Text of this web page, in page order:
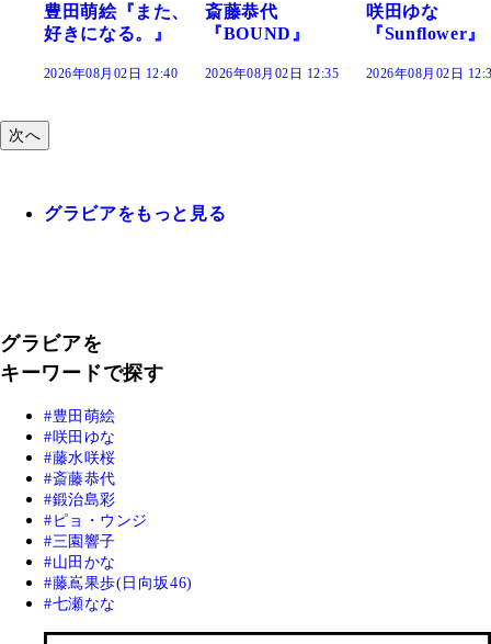
斎藤恭代
『BOUND』
2026年08月02日 12:35
咲田ゆな
『Sunflower』
2026年08月02日 12:30
藤水咲桜『花
だまり』
2026年08月02日
次へ
グラビアをもっと見る
グラビアを
キーワードで探す
豊田萌絵
咲田ゆな
藤水咲桜
斎藤恭代
鍛治島彩
ピョ・ウンジ
三園響子
山田かな
藤嶌果歩(日向坂46)
七瀬なな